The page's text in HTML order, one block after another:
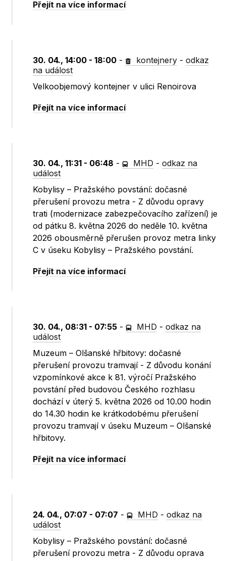
Přejít na více informací
30. 04., 14:00 - 18:00 - kontejnery -odkaz
na událost
Velkoobjemový kontejner v ulici Renoirova
Přejít na více informací
30. 04., 11:31 - 06:48 - MHD -odkaz na
událost
Kobylisy – Pražského povstání: dočasné
přerušení provozu metra - Z důvodu opravy
trati (modernizace zabezpečovacího zařízení) je
od pátku 8. května 2026 do neděle 10. května
2026 obousměrně přerušen provoz metra linky
C v úseku Kobylisy – Pražského povstání.
Přejít na více informací
30. 04., 08:31 - 07:55 - MHD -odkaz na
událost
Muzeum – Olšanské hřbitovy: dočasné
přerušení provozu tramvají - Z důvodu konání
vzpomínkové akce k 81. výročí Pražského
povstání před budovou Českého rozhlasu
dochází v úterý 5. května 2026 od 10.00 hodin
do 14.30 hodin ke krátkodobému přerušení
provozu tramvají v úseku Muzeum – Olšanské
hřbitovy.
Přejít na více informací
24. 04., 07:07 - 07:07 - MHD -odkaz na
událost
Kobylisy – Pražského povstání: dočasné
přerušení provozu metra - Z důvodu oprava